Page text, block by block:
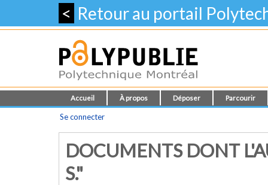
< Retour au portail
Accueil À propos Déposer Parcourir
Se connecter
DOCUMENTS DONT
S."